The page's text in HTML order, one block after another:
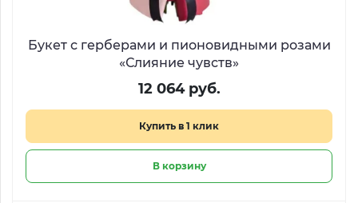
Букет с герберами и пионовидными розами
«Слияние чувств»
12 064 руб.
Купить в 1 клик
В корзину